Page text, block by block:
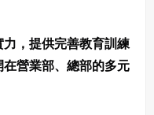
，提供完善教育訓練
營業部、總部的多元